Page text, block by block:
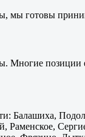
мы готовы
Многие
Балашиха,